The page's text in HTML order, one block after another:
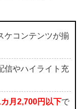
ケコンテンツが揃
信やハイライト充
月2,700円以下で